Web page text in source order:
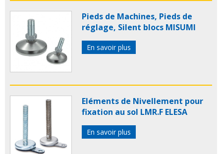
Pieds de Machines, Pieds de
réglage, Silent blocs MISUMI
En savoir plus
Eléments de Nivellement pour
fixation au sol LMR.F ELESA
En savoir plus